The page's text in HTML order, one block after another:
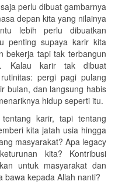
perlu dibuat gambarnya
depan kita yang nilainya
lebih perlu dibuatkan
penting supaya karir kita
bekerja tapi tak terbangun
Kalau karir tak dibuat
pergi pagi pulang
bulan, dan langsung habis
hidup seperti itu.
karir, tapi tentang
kita jatah usia hingga
masyarakat? Apa legacy
kita? Kontribusi
untuk masyarakat dan
bawa kepada Allah nanti?